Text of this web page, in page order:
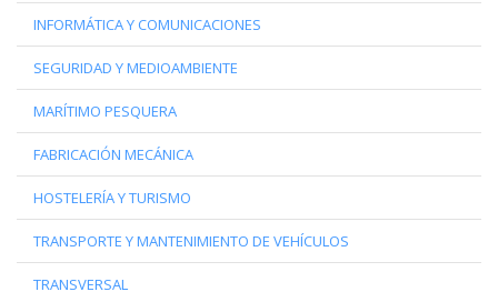
INFORMÁTICA Y COMUNICACIONES
SEGURIDAD Y MEDIOAMBIENTE
MARÍTIMO PESQUERA
FABRICACIÓN MECÁNICA
HOSTELERÍA Y TURISMO
TRANSPORTE Y MANTENIMIENTO DE VEHÍCULOS
TRANSVERSAL